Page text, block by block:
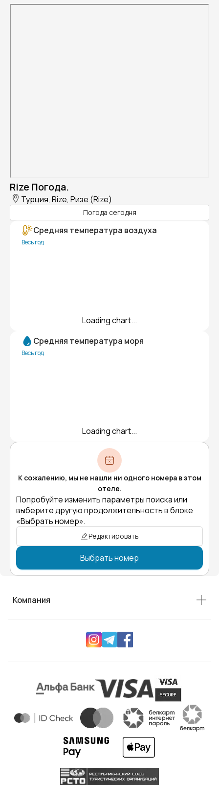
Rize Погода.
Турция, Rize, Ризе (Rize)
Погода сегодня
Средняя температура воздуха
Весь год
Loading chart...
Средняя температура моря
Весь год
Loading chart...
К сожалению, мы не нашли ни одного номера в этом
отеле.
Попробуйте изменить параметры поиска или
выберите другую продолжительность в блоке
«Выбрать номер».
Редактировать
Выбрать номер
Компания